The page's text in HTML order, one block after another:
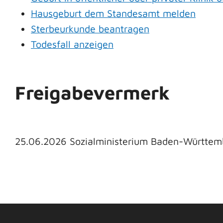
Hausgeburt dem Standesamt melden
Sterbeurkunde beantragen
Todesfall anzeigen
Freigabevermerk
25.06.2026 Sozialministerium Baden-